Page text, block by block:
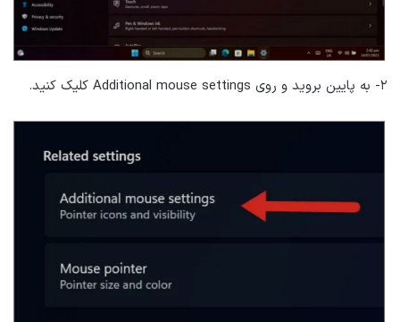
۲- به پایین بروید و روی Additional mouse settings کلیک کنید.